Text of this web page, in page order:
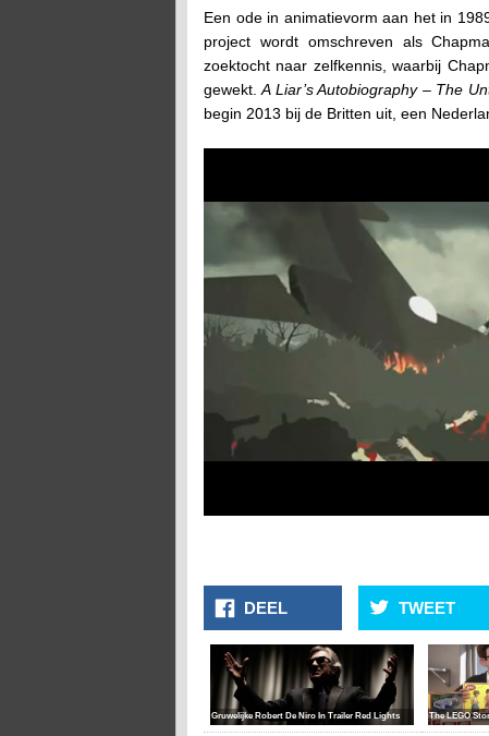
Een ode in animatievorm aan het in
project wordt omschreven als
zoektocht naar zelfkennis, waarbij
gewekt.A Liar’s Autobiography – The
begin 2013 bij de Britten uit, een
DEEL TWEET
Gruwelijke Robert De Niro In Trailer Red Lights The LEGO